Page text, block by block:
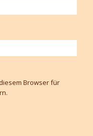
Browser für